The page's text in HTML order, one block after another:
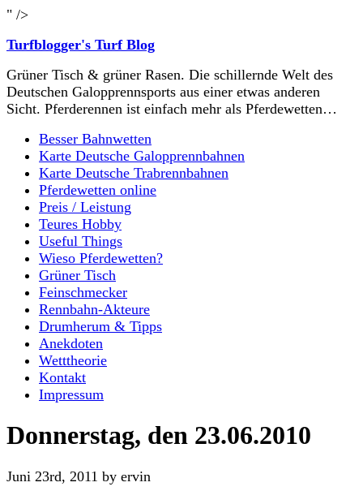
" />
Turfblogger's Turf Blog
Grüner Tisch & grüner Rasen. Die schillernde Welt des
Deutschen Galopprennsports aus einer etwas anderen
Sicht. Pferderennen ist einfach mehr als Pferdewetten…
Besser Bahnwetten
Karte Deutsche Galopprennbahnen
Karte Deutsche Trabrennbahnen
Pferdewetten online
Preis / Leistung
Teures Hobby
Useful Things
Wieso Pferdewetten?
Grüner Tisch
Feinschmecker
Rennbahn-Akteure
Drumherum & Tipps
Anekdoten
Wetttheorie
Kontakt
Impressum
Donnerstag, den 23.06.2010
Juni 23rd, 2011 by ervin